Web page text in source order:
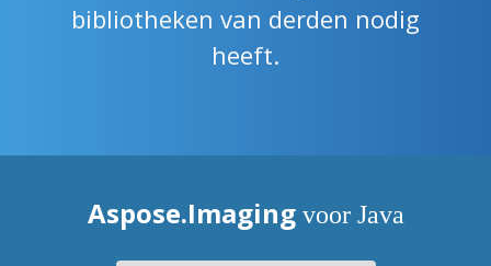
bibliotheken van derden nodig
heeft.
Aspose.Imaging voor Java